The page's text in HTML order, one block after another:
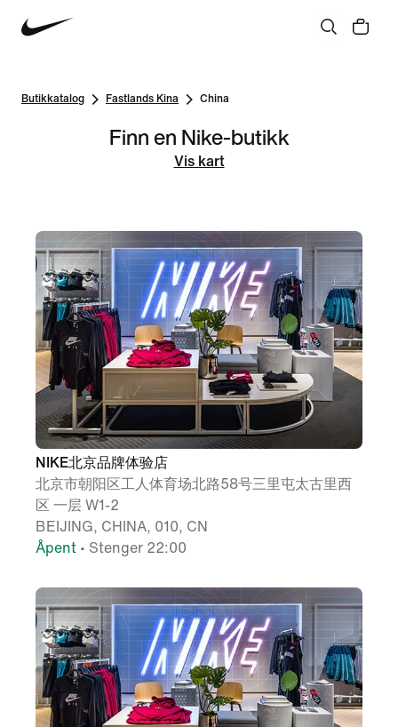
Butikkatalog Fastlands Kina China
Finn en Nike-butikk
Vis kart
NIKE北京品牌体验店
北京市朝阳区工人体育场北路58号三里屯太古里西
区 一层 W1-2
BEIJING, CHINA, 010, CN
Åpent • Stenger 22:00